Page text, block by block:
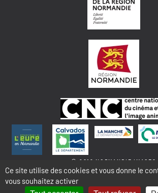
© 2018 NORMANDIE IMAGES
MENTIONS LÉGALES - COOKIES & STATISTIQUES
Ce site utilise des cookies et vous donne le
vous souhaitez activer